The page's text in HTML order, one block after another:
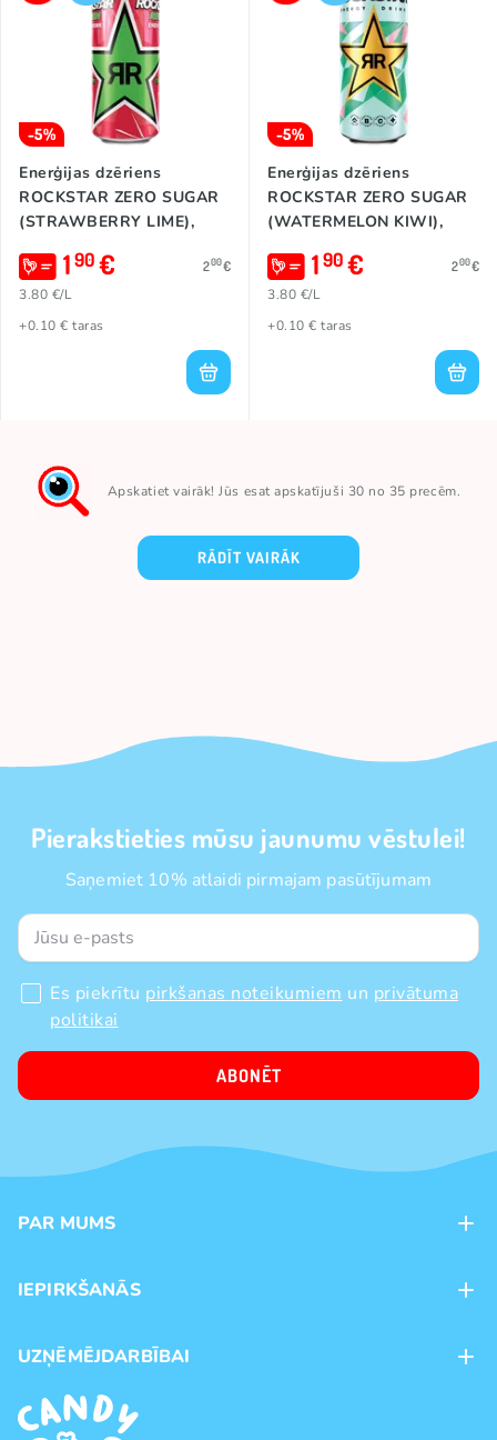
-5%
Enerģijas dzēriens
ROCKSTAR ZERO SUGAR
(STRAWBERRY LIME),
190€ 200€
3.80 €/L
+0.10 € taras
-5%
Enerģijas dzēriens
ROCKSTAR ZERO SUGAR
(WATERMELON KIWI),
190€ 200€
3.80 €/L
+0.10 € taras
Apskatiet vairāk! Jūs esat apskatījuši 30 no 35 precēm.
RĀDĪT VAIRĀK
Pierakstieties mūsu jaunumu vēstulei!
Saņemiet 10% atlaidi pirmajam pasūtījumam
Es piekrītu pirkšanas noteikumiem un privātuma
politikai
ABONĒT
PAR MUMS
Veikali
Preču zīmoli
IEPIRKŠANĀS
Piegāde
Pirkšanas noteikumi
UZŅĒMĒJDARBĪBAI
Franšīze
Vairumtirdzniecība